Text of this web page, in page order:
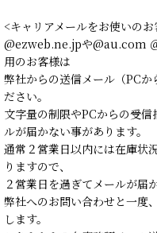
<キャリアメールをお使いのお
@ezweb.ne.jpや@au.com
用のお客様は
弊社からの送信メール（PC
ださい。
文字量の制限やPCからの受
ルが届かない事があります。
通常２営業日以内には在庫状
りますので、
２営業日を過ぎてメールが届
弊社へのお問い合わせと一度
します。